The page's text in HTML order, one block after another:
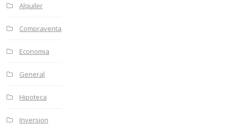
Alquiler
Compraventa
Economia
General
Hipoteca
Inversion